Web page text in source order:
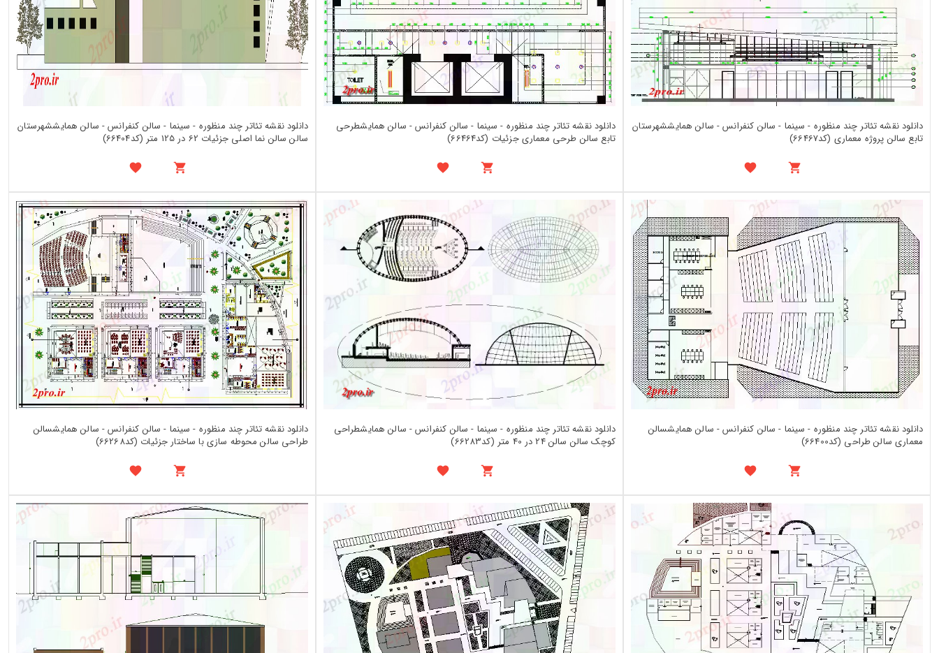
دانلود نقشه تئاتر چند منظوره - سینما - سالن کنفرانس - سالن همایششهرستان
تابع سالن پروژه معماری (کد66467)
دانلود نقشه تئاتر چند منظوره - سینما - سالن کنفرانس - سالن همایشطرحی
تابع سالن طرحی معماری جزئیات (کد66464)
دانلود نقشه تئاتر چند منظوره - سینما - سالن کنفرانس - سالن همایششهرستان
سالن سالن نما اصلی جزئیات 62 در 125 متر (کد66404)
دانلود نقشه تئاتر چند منظوره - سینما - سالن کنفرانس - سالن همایشسالن
معماری سالن طراحی (کد66400)
دانلود نقشه تئاتر چند منظوره - سینما - سالن کنفرانس - سالن همایشطراحی
کوچک سالن سالن 24 در 40 متر (کد66283)
دانلود نقشه تئاتر چند منظوره - سینما - سالن کنفرانس - سالن همایشسالن
طراحی سالن محوطه سازی با ساختار جزئیات (کد66268)